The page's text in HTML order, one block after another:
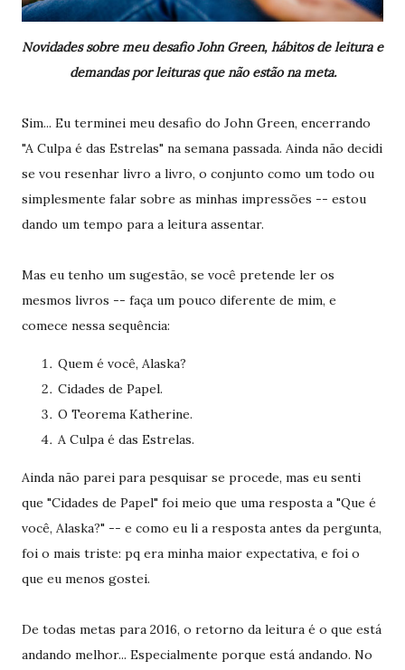
Novidades sobre meu desafio John Green, hábitos de leitura e
demandas por leituras que não estão na meta.
Sim... Eu terminei meu desafio do John Green, encerrando
"A Culpa é das Estrelas" na semana passada. Ainda não decidi
se vou resenhar livro a livro, o conjunto como um todo ou
simplesmente falar sobre as minhas impressões -- estou
dando um tempo para a leitura assentar.
Mas eu tenho um sugestão, se você pretende ler os
mesmos livros -- faça um pouco diferente de mim, e
comece nessa sequência:
Quem é você, Alaska?
Cidades de Papel.
O Teorema Katherine.
A Culpa é das Estrelas.
Ainda não parei para pesquisar se procede, mas eu senti
que "Cidades de Papel" foi meio que uma resposta a "Que é
você, Alaska?" -- e como eu li a resposta antes da pergunta,
foi o mais triste: pq era minha maior expectativa, e foi o
que eu menos gostei.
De todas metas para 2016, o retorno da leitura é o que está
andando melhor... Especialmente porque está andando. No